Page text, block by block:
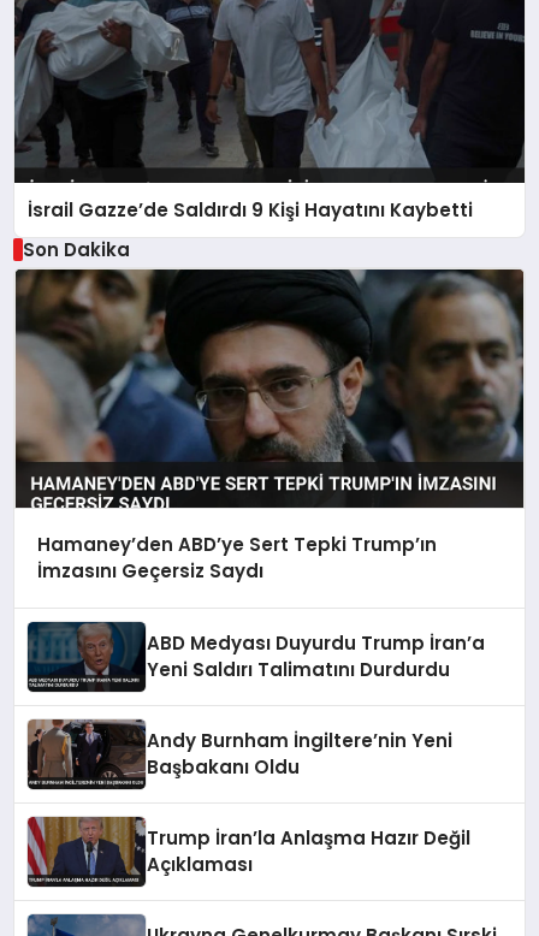
İsrail Gazze’de Saldırdı 9 Kişi Hayatını Kaybetti
Son Dakika
Hamaney’den ABD’ye Sert Tepki Trump’ın
İmzasını Geçersiz Saydı
ABD Medyası Duyurdu Trump İran’a
Yeni Saldırı Talimatını Durdurdu
Andy Burnham İngiltere’nin Yeni
Başbakanı Oldu
Trump İran’la Anlaşma Hazır Değil
Açıklaması